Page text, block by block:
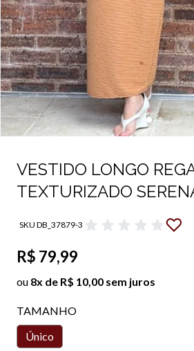
VESTIDO LONGO
TEXTURIZADO
SKU DB_37879-3
R$ 79,99
ou 8x de R$ 10,00 sem juros
TAMANHO
Único